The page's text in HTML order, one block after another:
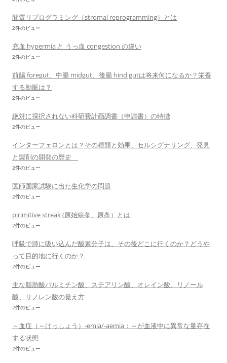
間質リプログラミング（stromal reprogramming）とは
2件のビュー
充血 hypermia と うっ血 congestion の違い
2件のビュー
前腸 foregut、中腸 midgut、後腸 hind gutは将来何になるか？栄養
する動脈は？
2件のビュー
絶対に採択されない科研費計画調書（申請書）の特徴
2件のビュー
インターフェロンとは？その種類と効果、セルシグナリング、発見
と製剤の開発の歴史
2件のビュー
医師国家試験に出た生化学の問題
2件のビュー
pirimitive streak (原始線条、原条）とは
2件のビュー
呼吸で肺に吸い込んだ酸素分子は、その後どこに行くのか？どうや
って目的地に行くのか？
2件のビュー
主な脂肪酸パルミチン酸、ステアリン酸、オレイン酸、リノール
酸、リノレン酸の覚え方
2件のビュー
～血症（～けっしょう）-emia/-aemia：～が血液中に異常な量存在
する状態
2件のビュー